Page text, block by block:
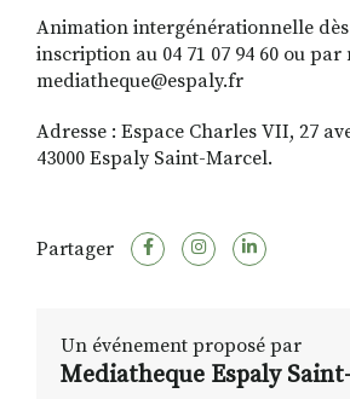
Animation intergénérationnelle
inscription au 04 71 07 94 60 ou par
mediatheque@espaly.fr
Adresse : Espace Charles VII, 27
43000 Espaly Saint-Marcel.
Partager
Un événement proposé par
Mediatheque Espaly